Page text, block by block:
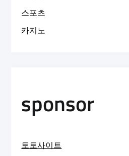
스포츠
카지노
sponsor
토토사이트